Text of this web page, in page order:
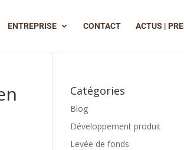
ENTREPRISE CONTACT ACTUS |
Catégories
Blog
Développement produit
Levée de fonds